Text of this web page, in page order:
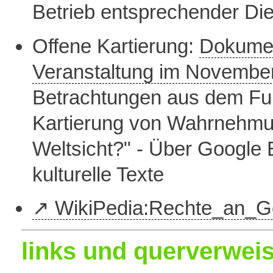
Betrieb entsprechender
Offene Kartierung:
Veranstaltung im
Betrachtungen aus dem
Kartierung von
Weltsicht?" - Über Google
kulturelle Texte
links und